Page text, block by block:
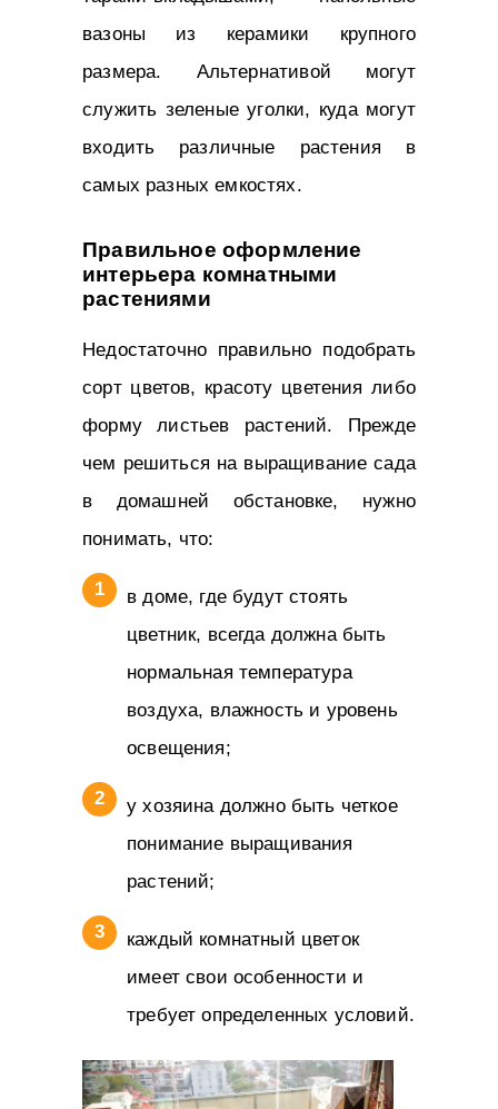
вазоны из керамики крупного
размера. Альтернативой могут
служить зеленые уголки, куда могут
входить различные растения в
самых разных емкостях.
Правильное оформление
интерьера комнатными
растениями
Недостаточно правильно подобрать
сорт цветов, красоту цветения либо
форму листьев растений. Прежде
чем решиться на выращивание сада
в домашней обстановке, нужно
понимать, что:
в доме, где будут стоять
цветник, всегда должна быть
нормальная температура
воздуха, влажность и уровень
освещения;
у хозяина должно быть четкое
понимание выращивания
растений;
каждый комнатный цветок
имеет свои особенности и
требует определенных условий.